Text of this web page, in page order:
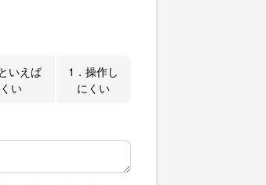
いえば
い
1．操作し
にくい